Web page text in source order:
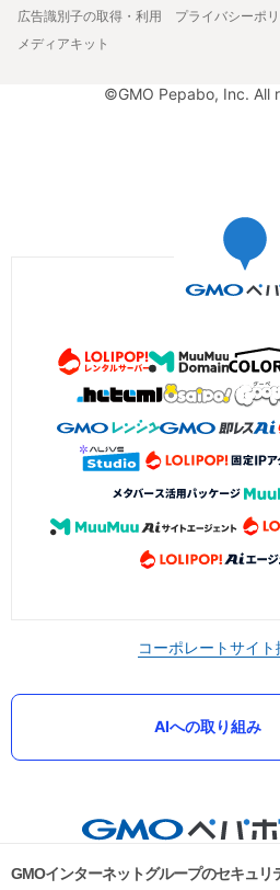
広告識別子の取得・利用
プライバシーポ
メディアキット
©GMO Pepabo, Inc. All
コーポレートサイト
AIへの取り組み
GMOインターネットグループのセキュリ